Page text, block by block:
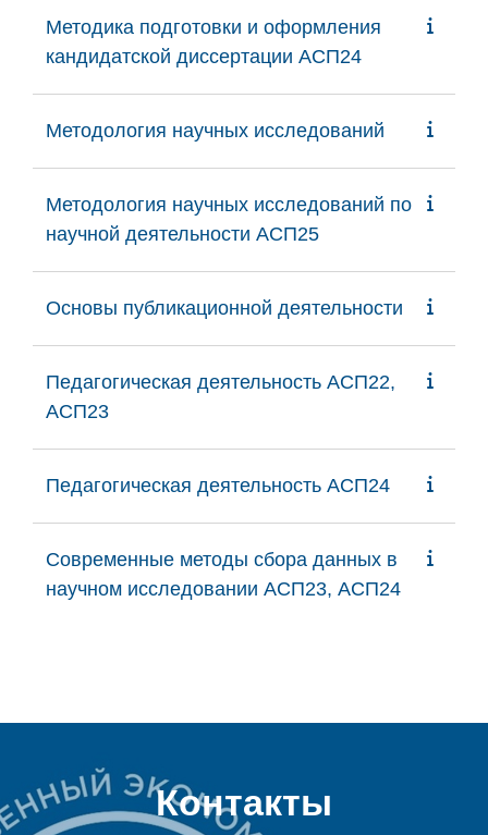
Методика подготовки и оформления
кандидатской диссертации АСП24
Методология научных исследований
Методология научных исследований по
научной деятельности АСП25
Основы публикационной деятельности
Педагогическая деятельность АСП22,
АСП23
Педагогическая деятельность АСП24
Современные методы сбора данных в
научном исследовании АСП23, АСП24
Контакты